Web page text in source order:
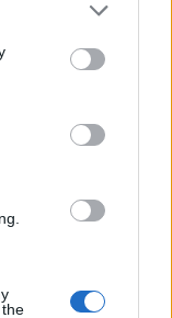
possa dare
mezzi. Il Napoli li
ha i giocatori che
squadra. Non
del Milan.
non si sa ancora
una società